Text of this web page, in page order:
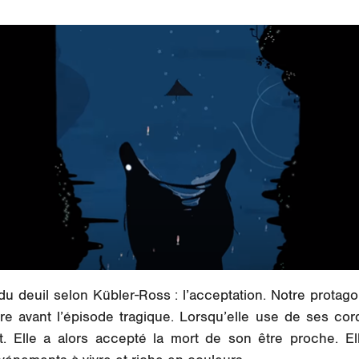
deuil selon Kübler-Ross : l’acceptation. Notre
avant l’épisode tragique. Lorsqu’elle use de ses
Elle a alors accepté la mort de son être proche.